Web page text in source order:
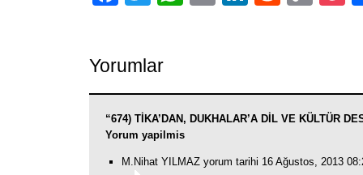
Yorumlar
“674) TİKA’DAN, DUKHALAR’A DİL VE KÜLTÜR
Yorum yapilmis
M.Nihat YILMAZ yorum tarihi 16 Ağustos, 2013